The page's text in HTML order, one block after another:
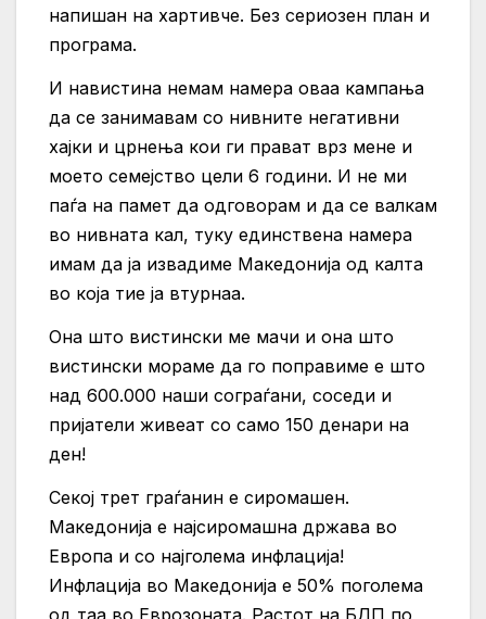
напишан на хартивче. Без сериозен план и
програма.
И навистина немам намера оваа кампања
да се занимавам со нивните негативни
хајки и црнења кои ги прават врз мене и
моето семејство цели 6 години. И не ми
паѓа на памет да одговорам и да се валкам
во нивната кал, туку единствена намера
имам да ја извадиме Македонија од калта
во која тие ја втурнаа.
Она што вистински ме мачи и она што
вистински мораме да го поправиме е што
над 600.000 наши сограѓани, соседи и
пријатели живеат со само 150 денари на
ден!
Секој трет граѓанин е сиромашен.
Македонија е најсиромашна држава во
Европа и со најголема инфлација!
Инфлација во Македонија е 50% поголема
од таа во Еврозоната. Растот на БДП по